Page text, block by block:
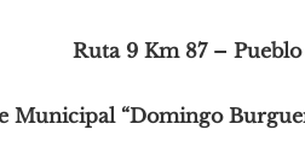
Ruta 9 Km 87 –
Municipal “Domingo